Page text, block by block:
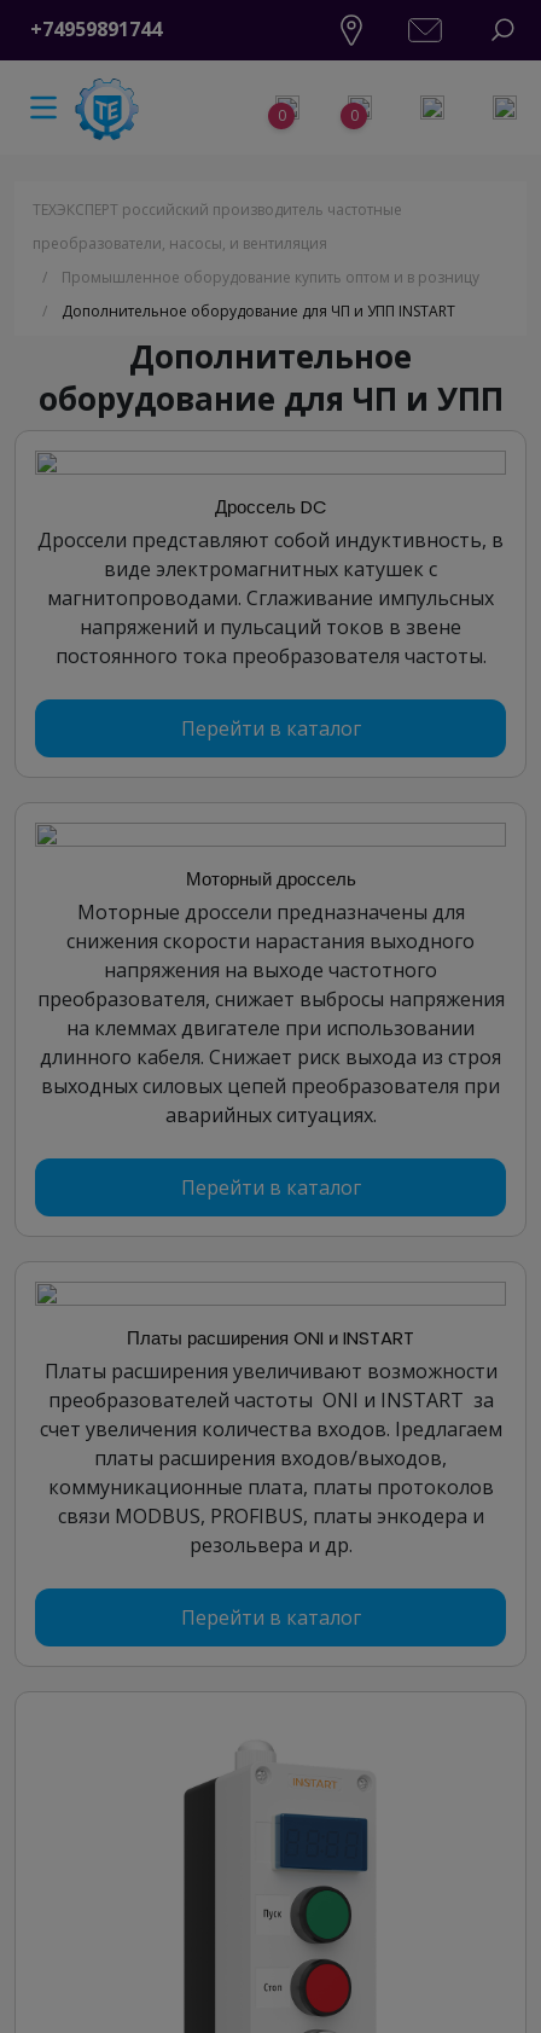
+74959891744
0 0
ТЕХЭКСПЕРТ российский производитель частотные
преобразователи, насосы, и вентиляция
/
Промышленное оборудование купить оптом и в розницу
/
Дополнительное оборудование для ЧП и УПП INSTART
Дополнительное
оборудование для ЧП и УПП
Дроссель DC
Дроссели представляют собой индуктивность, в
виде электромагнитных катушек с
магнитопроводами. Сглаживание импульсных
напряжений и пульсаций токов в звене
постоянного тока преобразователя частоты.
Перейти в каталог
Моторный дроссель
Моторные дроссели предназначены для
снижения скорости нарастания выходного
напряжения на выходе частотного
преобразователя, снижает выбросы напряжения
на клеммах двигателе при использовании
длинного кабеля. Снижает риск выхода из строя
выходных силовых цепей преобразователя при
аварийных ситуациях.
Перейти в каталог
Платы расширения ONI и INSTART
Платы расширения увеличивают возможности
преобразователей частоты ONI и INSTART за
счет увеличения количества входов. Iредлагаем
платы расширения входов/выходов,
коммуникационные плата, платы протоколов
связи MODBUS, PROFIBUS, платы энкодера и
резольвера и др.
Перейти в каталог